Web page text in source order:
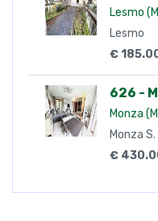
Lesmo
Lesmo
€
626 -
Monza
Monza
€